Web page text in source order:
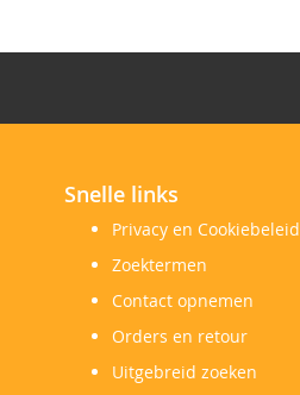
Snelle links
Privacy en Cookiebeleid
Zoektermen
Contact opnemen
Orders en retour
Uitgebreid zoeken